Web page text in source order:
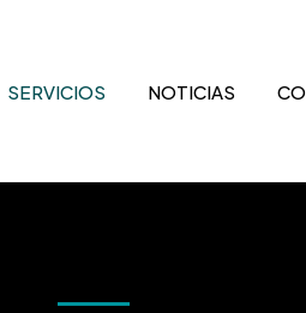
SERVICIOS NOTICIAS